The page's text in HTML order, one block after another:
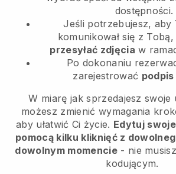
dostępności.
Jeśli potrzebujesz, aby
komunikował się z
przesyłać zdjęcia w
Po dokonaniu
zarejestrować
W miarę jak sprzedajesz swoje
możesz zmienić wymagania
aby ułatwić Ci życie. Edytuj
pomocą kilku kliknięć z
dowolnym momencie- nie
kodującym.